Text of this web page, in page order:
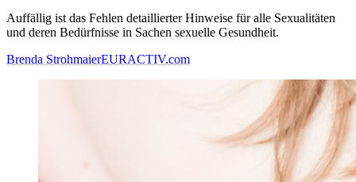
Auffällig ist das Fehlen detaillierter Hinweise für alle Sexualitäten
und deren Bedürfnisse in Sachen sexuelle Gesundheit.
Brenda StrohmaierEURACTIV.com